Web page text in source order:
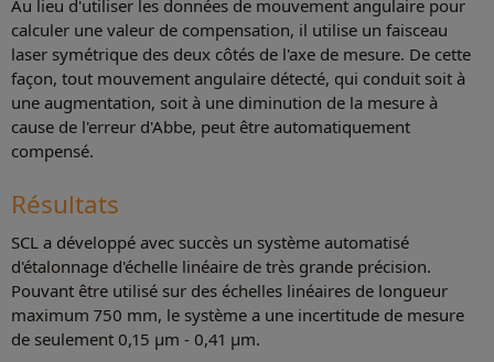
Au lieu d'utiliser les données de mouvement angulaire pour
calculer une valeur de compensation, il utilise un faisceau
laser symétrique des deux côtés de l'axe de mesure. De cette
façon, tout mouvement angulaire détecté, qui conduit soit à
une augmentation, soit à une diminution de la mesure à
cause de l'erreur d'Abbe, peut être automatiquement
compensé.
Résultats
SCL a développé avec succès un système automatisé
d'étalonnage d'échelle linéaire de très grande précision.
Pouvant être utilisé sur des échelles linéaires de longueur
maximum 750 mm, le système a une incertitude de mesure
de seulement 0,15 µm - 0,41 µm.